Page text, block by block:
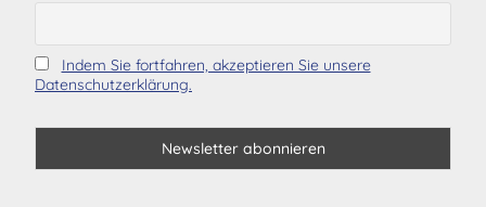
Indem Sie fortfahren, akzeptieren Sie unsere
Datenschutzerklärung.